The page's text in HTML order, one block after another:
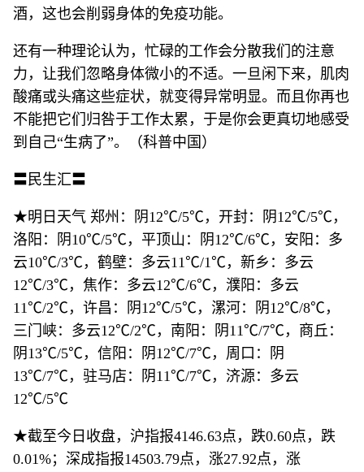
酒，这也会削弱身体的免疫功能。
还有一种理论认为，忙碌的工作会分散我们的注意
力，让我们忽略身体微小的不适。一旦闲下来，肌肉
酸痛或头痛这些症状，就变得异常明显。而且你再也
不能把它们归咎于工作太累，于是你会更真切地感受
到自己“生病了”。（科普中国）
〓民生汇〓
★明日天气 郑州：阴12℃/5℃，开封：阴12℃/5℃，
洛阳：阴10℃/5℃，平顶山：阴12℃/6℃，安阳：多
云10℃/3℃，鹤壁：多云11℃/1℃，新乡：多云
12℃/3℃，焦作：多云12℃/6℃，濮阳：多云
11℃/2℃，许昌：阴12℃/5℃，漯河：阴12℃/8℃，
三门峡：多云12℃/2℃，南阳：阴11℃/7℃，商丘：
阴13℃/5℃，信阳：阴12℃/7℃，周口：阴
13℃/7℃，驻马店：阴11℃/7℃，济源：多云
12℃/5℃
★截至今日收盘，沪指报4146.63点，跌0.60点，跌
0.01%；深成指报14503.79点，涨27.92点，涨